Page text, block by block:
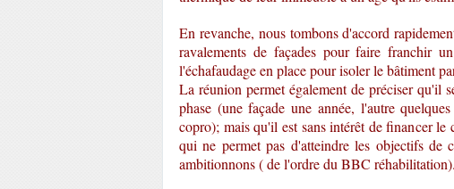
En revanche, nous tombons d'accord
ravalements de façades pour faire franchir
l'échafaudage en place pour isoler le bâtiment
La réunion permet également de préciser qu'il
phase (une façade une année, l'autre
copro); mais qu'il est sans intérêt de financer
qui ne permet pas d'atteindre les objectifs de
ambitionnons ( de l'ordre du BBC réhabilitation).